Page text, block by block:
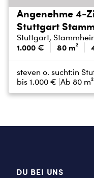
Angenehme 4-
Stuttgart
Stuttgart,
1.000 € 80 m²
steven o. sucht:in
bis 1.000 € Ab 80 m²
DU BEI UNS